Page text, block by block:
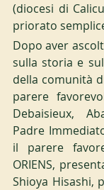
(diocesi di
priorato
Dopo aver
sulla storia e
della comunità
parere
Debaisieux,
Padre
il parere
ORIENS,
Shioya Hisashi,